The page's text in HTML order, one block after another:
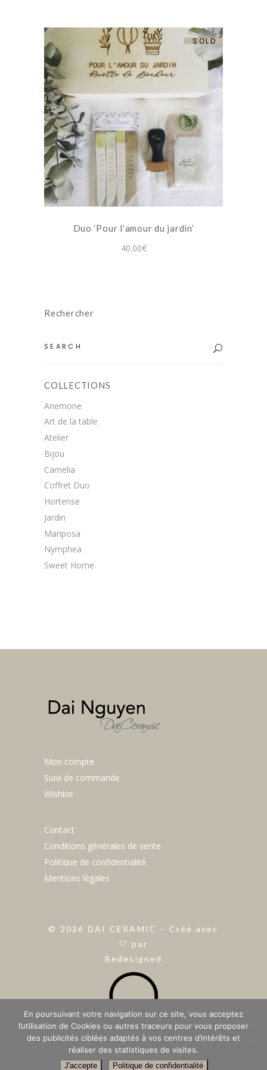
page
du
produit
SOLD
Ce
produit
a
plusieurs
variations.
être
choisies
Duo ‘Pour l’amour du jardin’
40.00€
Rechercher
for:
COLLECTIONS
Anemone
Art de la table
Atelier
Bijou
Camelia
Coffret Duo
Hortense
Jardin
Mariposa
Nymphea
Sweet Home
Mon compte
Suivi de commande
Wishlist
Contact
Conditions générales de vente
Politique de confidentialité
Mentions légales
© 2026 DAI CERAMIC – Créé avec
🤍 par
Bedesigned
En poursuivant votre navigation sur ce site, vous acceptez
l’utilisation de Cookies ou autres traceurs pour vous proposer
des publicités ciblées adaptés à vos centres d’intérêts et
réaliser des statistiques de visites.
J'accepte Politique de confidentialité